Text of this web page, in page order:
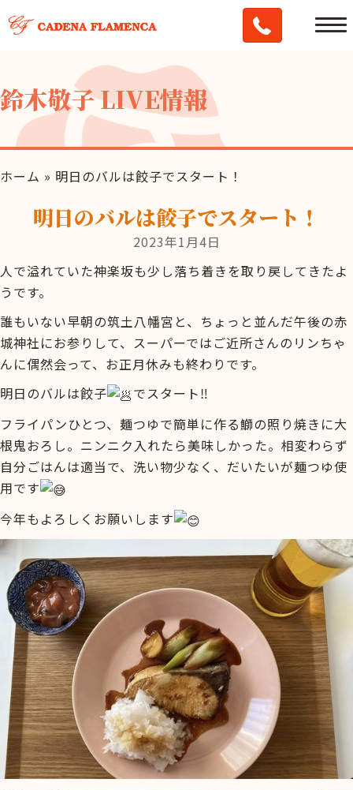
鈴木敬子 LIVE情報
ホーム » 明日のバルは餃子でスタート！
明日のバルは餃子でスタート！
2023年1月4日
人で溢れていた神楽坂も少し落ち着きを取り戻してきたよ
うです。
誰もいない早朝の筑土八幡宮と、ちょっと並んだ午後の赤
城神社にお参りして、スーパーではご近所さんのリンちゃ
んに偶然会って、お正月休みも終わりです。
明日のバルは餃子
でスタート‼︎
フライパンひとつ、麺つゆで簡単に作る鰤の照り焼きに大
根鬼おろし。ニンニク入れたら美味しかった。相変わらず
自分ごはんは適当で、洗い物少なく、だいたいが麺つゆ使
用です
今年もよろしくお願いします